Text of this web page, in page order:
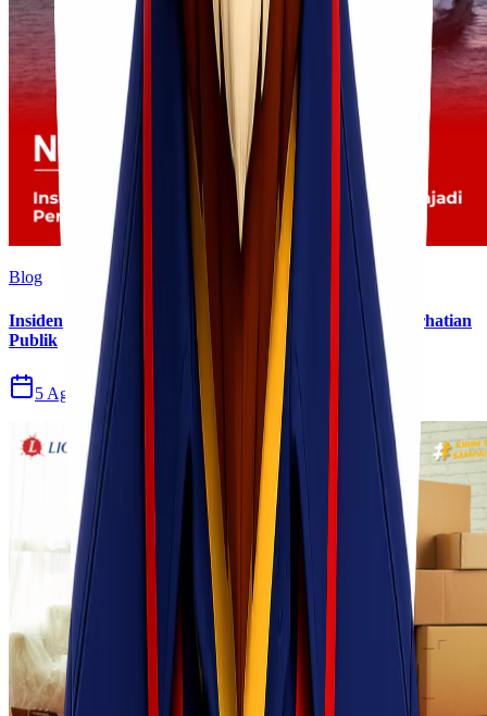
Blog
Insiden Kebakaran KM Mutiara Sentosa II Menjadi Perhatian
Publik
5 Agu 2026